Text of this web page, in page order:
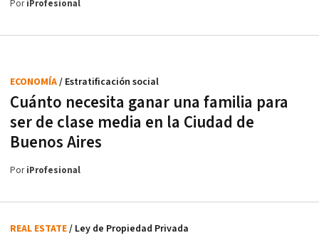
PoriProfesional
Cuánto necesita ganar una familia para
ser de clase media en la Ciudad de
Buenos Aires
ECONOMÍA/ Estratificación social
PoriProfesional
REAL ESTATE/ Ley de Propiedad Privada